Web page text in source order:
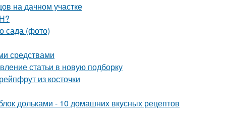
на дачном участке
сада (фото)
средствами
статьи в новую подборку
из косточки
дольками - 10 домашних вкусных рецептов